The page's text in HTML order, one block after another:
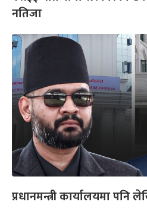
नतिजा
प्रधानमन्त्री कार्यालयमा